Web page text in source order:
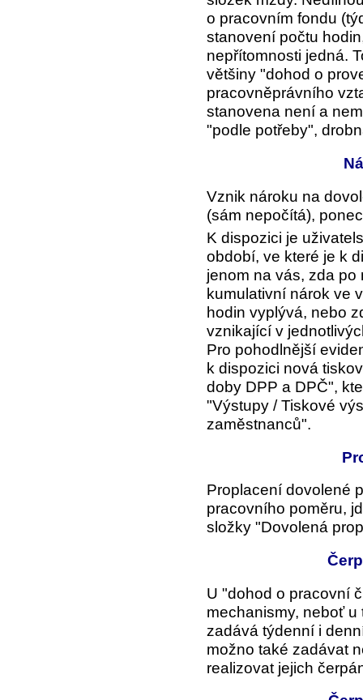
o pracovním fondu
stanovení počtu
nepřítomnosti jedná.
většiny "dohod o
pracovněprávního
stanovena není a
"podle potřeby",
Vznik nároku na
(sám nepočítá),
K dispozici je
období, ve které je k
jenom na vás, zda
kumulativní nárok ve
hodin vyplývá, nebo
vznikající v
Pro pohodlnější
k dispozici nová
doby DPP a DPČ",
"Výstupy /Tiskové
zaměstnanců".
Proplacení dovolené
pracovního poměru,
složky "Dovolená
U "dohod o pracovní
mechanismy, neboť
zadává týdenní i
možno také zadávat
realizovat jejich